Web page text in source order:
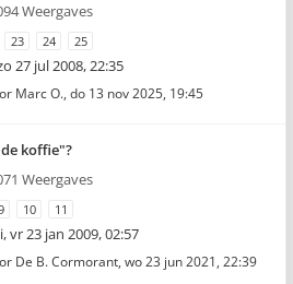
Weergaves
23 24 25
27 jul 2008, 22:35
Marc O., do 13 nov 2025, 19:45
koffie"?
Weergaves
10 11
,vr 23 jan 2009, 02:57
De B. Cormorant, wo 23 jun 2021, 22:39